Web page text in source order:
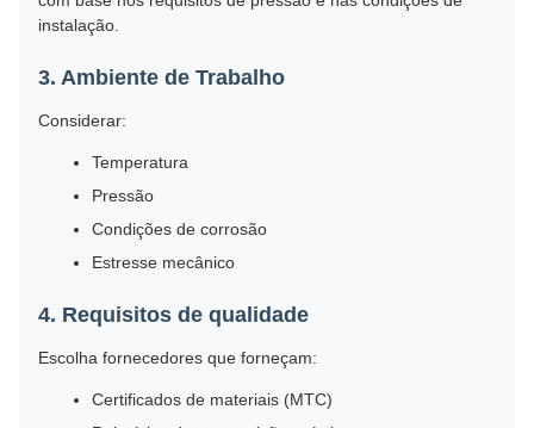
instalação.
3. Ambiente de Trabalho
Considerar:
Temperatura
Pressão
Condições de corrosão
Estresse mecânico
4. Requisitos de qualidade
Escolha fornecedores que forneçam:
Certificados de materiais (MTC)